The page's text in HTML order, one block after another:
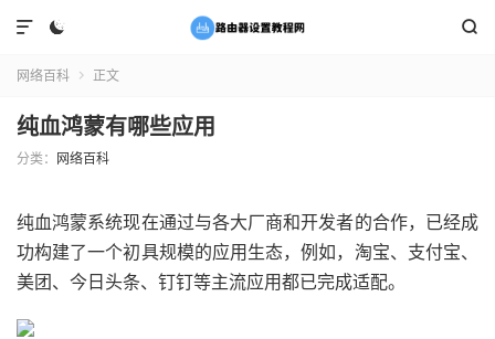
 

网络百科  正文
纯血鸿蒙有哪些应用
分类： 网络百科
纯血鸿蒙系统现在通过与各大厂商和开发者的合作，已经成
功构建了一个初具规模的应用生态，例如，淘宝、支付宝、
美团、今日头条、钉钉等主流应用都已完成适配。